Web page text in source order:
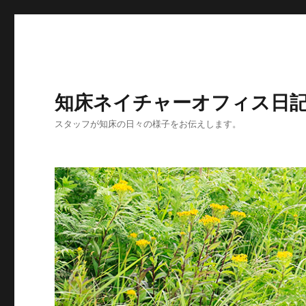
知床ネイチャーオフィス日
スタッフが知床の日々の様子をお伝えします。